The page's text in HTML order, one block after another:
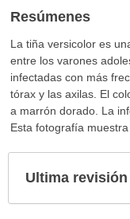
Resúmenes
La tiña versicolor es
entre los varones
infectadas con más
tórax y las axilas. El
a marrón dorado. La
Esta fotografía
Ultima revisión